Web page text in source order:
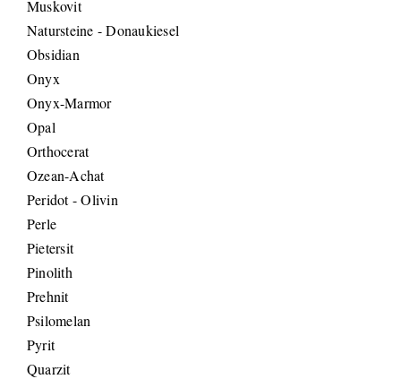
Muskovit
Natursteine - Donaukiesel
Obsidian
Onyx
Onyx-Marmor
Opal
Orthocerat
Ozean-Achat
Peridot - Olivin
Perle
Pietersit
Pinolith
Prehnit
Psilomelan
Pyrit
Quarzit